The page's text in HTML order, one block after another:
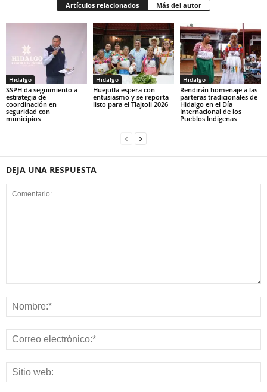
Artículos relacionados Más del autor
Hidalgo
SSPH da seguimiento a
estrategia de
coordinación en
seguridad con
municipios
Hidalgo
Huejutla espera con
entusiasmo y se reporta
listo para el Tlajtoli 2026
Hidalgo
Rendirán homenaje a las
parteras tradicionales de
Hidalgo en el Día
Internacional de los
Pueblos Indígenas
DEJA UNA RESPUESTA